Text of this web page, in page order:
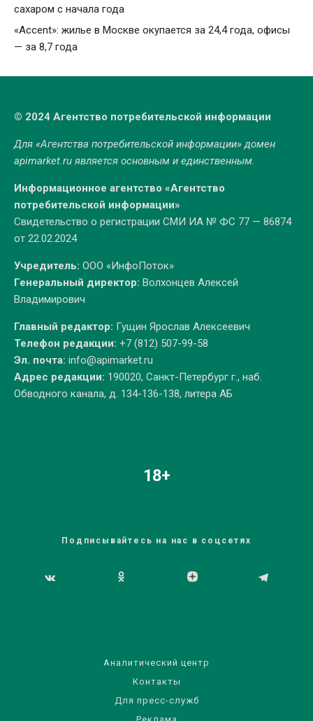
сахаром с начала года
«Accent»: жилье в Москве окупается за 24,4 года, офисы
— за 8,7 года
© 2024 Агентство потребительской информации
Для «Агентства потребительской информации» домен
apimarket.ruявляется основным и единственным.
Информационное агентство «Агентство
потребительской информации»
Свидетельство о регистрации СМИ ИА № ФС 77 — 86874
от 22.02.2024
Учредитель: ООО «ИнфоПоток»
Генеральный директор: Волхонцев Алексей
Владимирович
Главный редактор: Гущин Ярослав Алексеевич
Телефон редакции: +7 (812) 507-99-58
Эл. почта: info@apimarket.ru
Адрес редакции: 190020, Санкт-Петербург г., наб.
Обводного канала, д. 134-136-138, литера АБ
18+
Подписывайтесь на нас в соцсетях
Аналитический центр
Контакты
Для пресс-служб